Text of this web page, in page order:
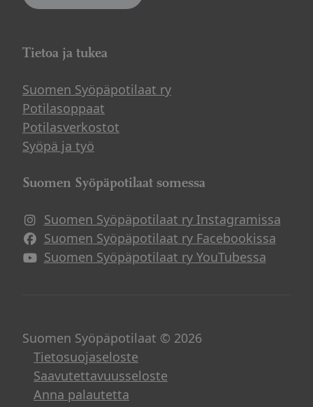
Tietoa ja tukea
Suomen Syöpäpotilaat ry
Potilasoppaat
Potilasverkostot
Syöpä ja työ
Suomen Syöpäpotilaat somessa
Suomen Syöpäpotilaat ry Instagramissa
Suomen Syöpäpotilaat ry Facebookissa
Suomen Syöpäpotilaat ry YouTubessa
Suomen Syöpäpotilaat © 2026
Tietosuojaseloste
Saavutettavuusseloste
Anna palautetta